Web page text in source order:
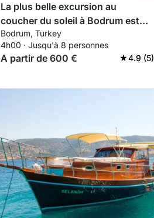
La plus belle excursion au
coucher du soleil à Bodrum est
proposée par K.Y.A.
Bodrum, Turkey
4h00 · Jusqu'à 8 personnes
A partir de 600 € 4.9 (5)